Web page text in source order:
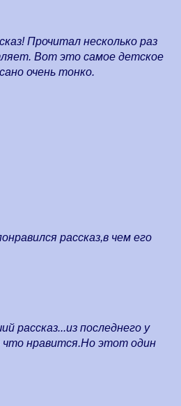
Прочитал несколько раз
Вот это самое детское
очень тонко.
рассказ,в чем его
рассказ...из последнего у
что нравится.Но этот один